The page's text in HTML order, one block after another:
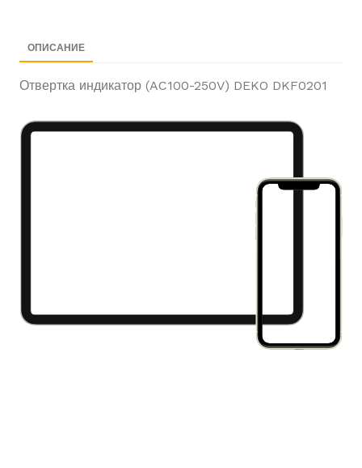
ОПИСАНИЕ
Отвертка индикатор (AC100-250V) DEKO DKF0201